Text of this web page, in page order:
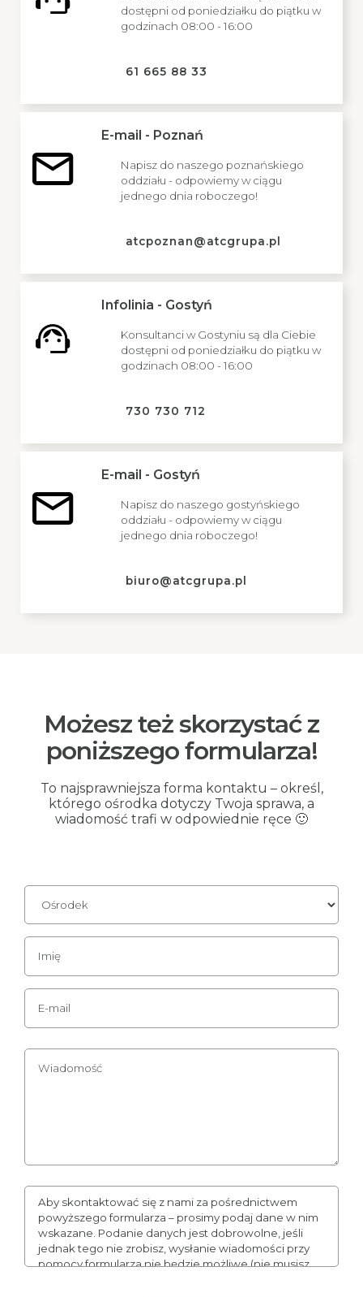
dostępni od poniedziałku do piątku w
godzinach 08:00 - 16:00
61 665 88 33
E-mail - Poznań
Napisz do naszego poznańskiego
oddziału - odpowiemy w ciągu
jednego dnia roboczego!
atcpoznan@atcgrupa.pl
Infolinia - Gostyń
Konsultanci w Gostyniu są dla Ciebie
dostępni od poniedziałku do piątku w
godzinach 08:00 - 16:00
730 730 712
E-mail - Gostyń
Napisz do naszego gostyńskiego
oddziału - odpowiemy w ciągu
jednego dnia roboczego!
biuro@atcgrupa.pl
Możesz też skorzystać z
poniższego formularza!
To najsprawniejsza forma kontaktu – określ,
którego ośrodka dotyczy Twoja sprawa, a
wiadomość trafi w odpowiednie ręce 🙂
Aby skontaktować się z nami za pośrednictwem
powyższego formularza – prosimy podaj dane w nim
wskazane. Podanie danych jest dobrowolne, jeśli
jednak tego nie zrobisz, wysłanie wiadomości przy
pomocy formularza nie będzie możliwe (nie musisz